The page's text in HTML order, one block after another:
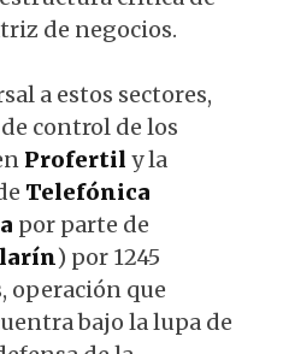
de negocios.
a estos sectores,
control de los
Profertil y la
Telefónica
por parte de
) por 1245
operación que
bajo la lupa de